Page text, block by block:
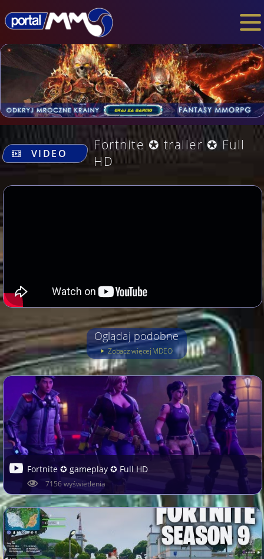
.
VIDEO
Fortnite ✪ trailer ✪ Full
HD
Oglądaj podobne
Zobacz więcej VIDEO
Fortnite ✪ gameplay ✪ Full HD
7156 wyświetlenia